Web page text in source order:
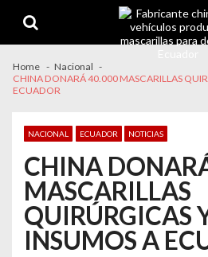
navigation
content
Home
Nacional
CHINA DONARÁ 40.000 MASCARILLAS
ECUADOR
NACIONAL ECUADOR NOTICIAS
CHINA
MASCARILLAS
QUIRÚRGICAS
INSUMOS A